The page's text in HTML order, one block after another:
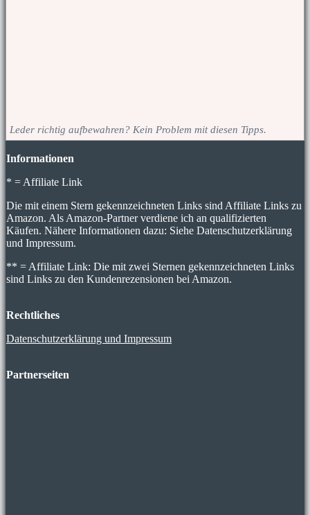
Leder richtig aufbewahren? Kein Problem mit diesen Tipps.
Informationen
* = Affiliate Link
Die mit einem Stern gekennzeichneten Links sind Affiliate Links zu
Amazon. Als Amazon-Partner verdiene ich an qualifizierten
Käufen. Nähere Informationen dazu: Siehe Datenschutzerklärung
und Impressum.
** = Affiliate Link: Die mit zwei Sternen gekennzeichneten Links
sind Links zu den Kundenrezensionen bei Amazon.
Rechtliches
Datenschutzerklärung und Impressum
Partnerseiten